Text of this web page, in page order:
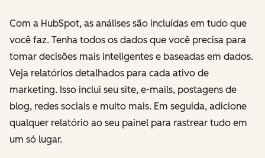
Com a HubSpot, as análises são incluídas em tudo que
você faz. Tenha todos os dados que você precisa para
tomar decisões mais inteligentes e baseadas em dados.
Veja relatórios detalhados para cada ativo de
marketing. Isso inclui seu site, e-mails, postagens de
blog, redes sociais e muito mais. Em seguida, adicione
qualquer relatório ao seu painel para rastrear tudo em
um só lugar.